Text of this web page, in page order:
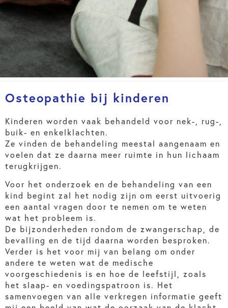
Osteopathie bij kinderen
Kinderen worden vaak behandeld voor nek-, rug-,
buik- en enkelklachten.
Ze vinden de behandeling meestal aangenaam en
voelen dat ze daarna meer ruimte in hun lichaam
terugkrijgen.
Voor het onderzoek en de behandeling van een
kind begint zal het nodig zijn om eerst uitvoerig
een aantal vragen door te nemen om te weten
wat het probleem is.
De bijzonderheden rondom de zwangerschap, de
bevalling en de tijd daarna worden besproken.
Verder is het voor mij van belang om onder
andere te weten wat de medische
voorgeschiedenis is en hoe de leefstijl, zoals
het slaap- en voedingspatroon is. Het
samenvoegen van alle verkregen informatie geeft